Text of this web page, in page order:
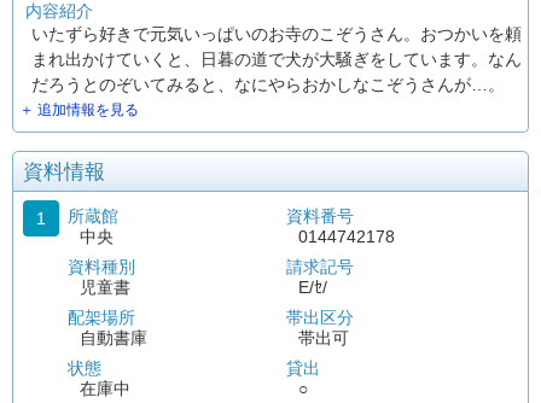
内容紹介
いたずら好きで元気いっぱいのお寺のこぞうさん。おつかいを頼
まれ出かけていくと、日暮の道で犬が大騒ぎをしています。なん
だろうとのぞいてみると、なにやらおかしなこぞうさんが…。
＋ 追加情報を見る
資料情報
1
所蔵館
中央
資料種別
児童書
配架場所
自動書庫
状態
在庫中
資料番号
0144742178
請求記号
E/ｾ/
帯出区分
帯出可
貸出
○